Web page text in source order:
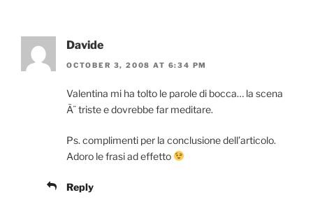
Davide
OCTOBER 3, 2008 AT 6:34 PM
Valentina mi ha tolto le parole di bocca… la scena
Ã¨ triste e dovrebbe far meditare.
Ps. complimenti per la conclusione dell’articolo.
Adoro le frasi ad effetto
Reply